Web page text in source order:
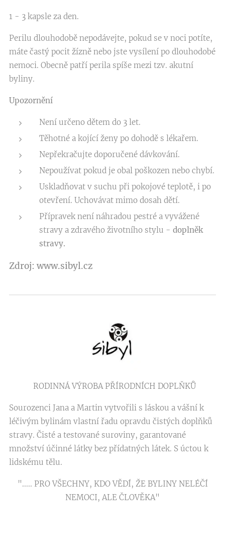
1 - 3 kapsle za den.
Perilu dlouhodobě nepodávejte, pokud se v noci potíte,
máte častý pocit žízně nebo jste vysílení po dlouhodobé
nemoci. Obecně patří perila spíše mezi tzv. akutní
byliny.
Upozornění
Není určeno dětem do 3 let.
Těhotné a kojící ženy po dohodě s lékařem.
Nepřekračujte doporučené dávkování.
Nepoužívat pokud je obal poškozen nebo chybí.
Uskladňovat v suchu při pokojové teplotě, i po
otevření. Uchovávat mimo dosah dětí.
Přípravek není náhradou pestré a vyvážené
stravy a zdravého životního stylu - doplněk
stravy.
Zdroj: www.sibyl.cz
RODINNÁ VÝROBA PŘÍRODNÍCH DOPLŇKŮ
Sourozenci Jana a Martin vytvořili s láskou a vášní k
léčivým bylinám vlastní řadu opravdu čistých doplňků
stravy. Čisté a testované suroviny, garantované
množství účinné látky bez přídatných látek. S úctou k
lidskému tělu.
"..... PRO VŠECHNY, KDO VĚDÍ, ŽE BYLINY NELÉČÍ
NEMOCI, ALE ČLOVĚKA"